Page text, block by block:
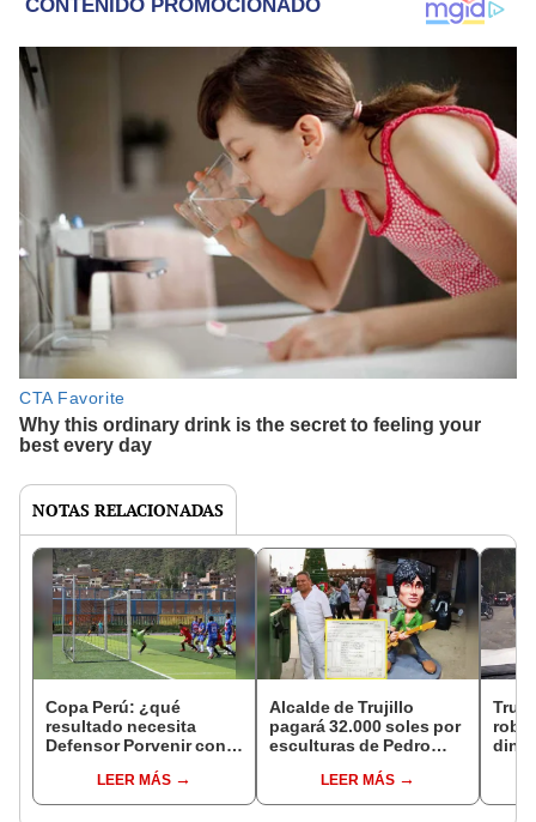
NOTAS RELACIONADAS
Copa Perú: ¿qué
resultado necesita
Defensor Porvenir con
Huancavelica para
clasificar?
LEER MÁS
Alcalde de Trujillo
pagará 32.000 soles por
esculturas de Pedro
LEER MÁS